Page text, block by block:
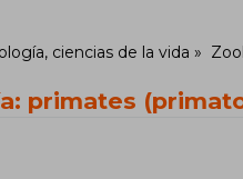
ciencias de la vida
primates